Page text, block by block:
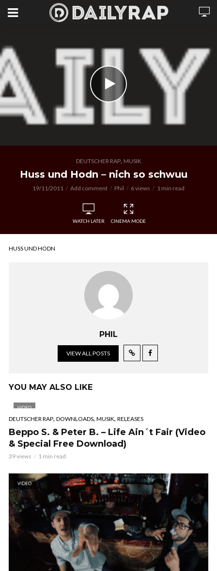
DEUTSCHER RAP, MUSIK
Huss und Hodn – nich so schwuu
19/11/2011 Add comment Phil 6 views 1 min read
WATCH LATER CINEMA MODE
HUSS UND HODN
PHIL
VIEW ALL POSTS
YOU MAY ALSO LIKE
VIDEO
DEUTSCHER RAP, DOWNLOADS, MUSIK, RELEASES
Beppo S. & Peter B. – Life Ain´t Fair (Video
& Special Free Download)
39 views 1 min read
VIDEO